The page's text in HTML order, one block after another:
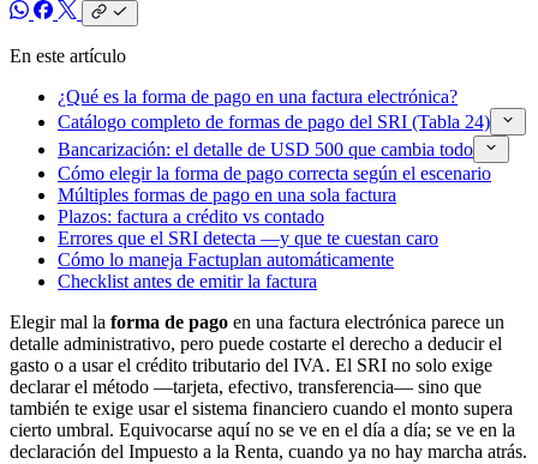
En este artículo
¿Qué es la forma de pago en una factura electrónica?
Catálogo completo de formas de pago del SRI (Tabla 24)
Bancarización: el detalle de USD 500 que cambia todo
Cómo elegir la forma de pago correcta según el escenario
Múltiples formas de pago en una sola factura
Plazos: factura a crédito vs contado
Errores que el SRI detecta —y que te cuestan caro
Cómo lo maneja Factuplan automáticamente
Checklist antes de emitir la factura
Elegir mal la forma de pago en una factura electrónica parece un
detalle administrativo, pero puede costarte el derecho a deducir el
gasto o a usar el crédito tributario del IVA. El SRI no solo exige
declarar el método —tarjeta, efectivo, transferencia— sino que
también te exige usar el sistema financiero cuando el monto supera
cierto umbral. Equivocarse aquí no se ve en el día a día; se ve en la
declaración del Impuesto a la Renta, cuando ya no hay marcha atrás.